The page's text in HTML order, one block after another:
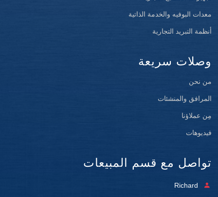
معدات البوفيه والخدمة الذاتية
أنظمة التبريد التجارية
وصلات سريعة
من نحن
المرافق والمنشئات
مِن عملاؤنا
فيديوهات
تواصل مع قسم المبيعات
Richard